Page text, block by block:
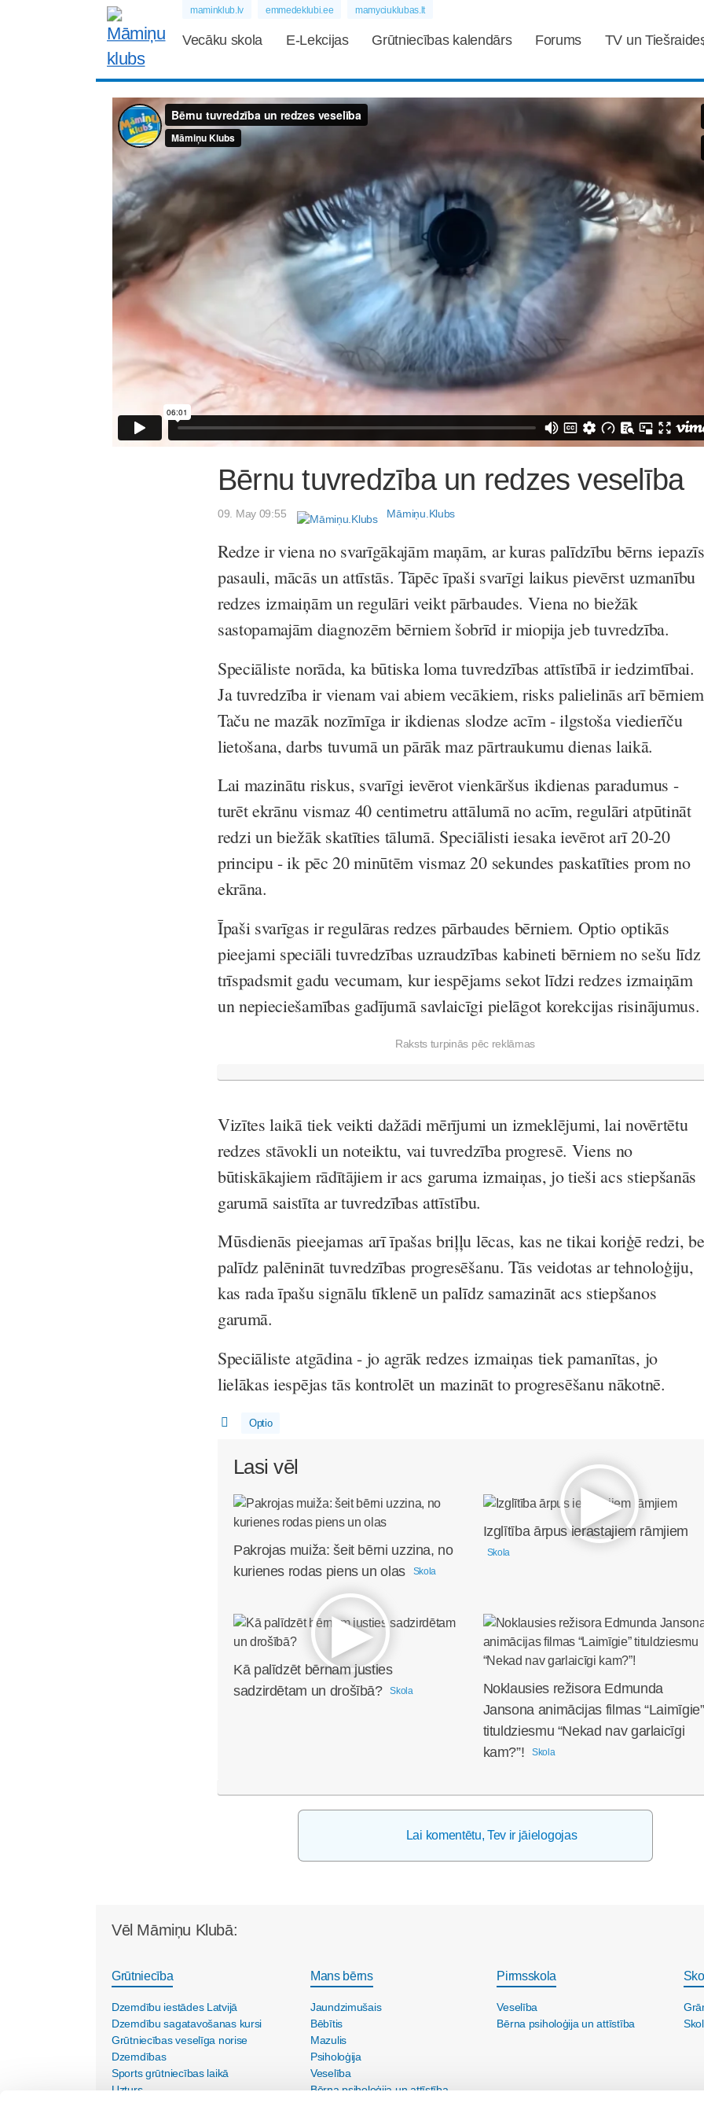
maminklub.lv emmedeklubi.ee mamyciuklubas.lt
Vecāku skola E-Lekcijas Grūtniecības kalendārs Forums TV un
Bērnu tuvredzība un redzes veselība
09. May 09:55 Māmiņu.Klubs
Redze ir viena no svarīgākajām maņām, ar kuras palīdzību bērns
pasauli, mācās un attīstās. Tāpēc īpaši svarīgi laikus pievērst uzmanību
redzes izmaiņām un regulāri veikt pārbaudes. Viena no biežāk
sastopamajām diagnozēm bērniem šobrīd irmiopijajeb tuvredzība.
Speciāliste norāda, ka būtiska loma tuvredzības attīstībā ir iedzimtībai.
Ja tuvredzība ir vienam vai abiem vecākiem, risks palielinās arī
Taču ne mazāk nozīmīga ir ikdienas slodze acīm - ilgstoša viedierīču
lietošana, darbs tuvumā un pārāk maz pārtraukumu dienas laikā.
Lai mazinātu riskus, svarīgi ievērot vienkāršus ikdienas paradumus -
turēt ekrānu vismaz 40 centimetru attālumā no acīm, regulāri atpūtināt
redzi un biežāk skatīties tālumā. Speciālisti iesaka ievērot arī 20-20
principu - ik pēc 20 minūtēm vismaz 20 sekundes paskatīties prom no
ekrāna.
Īpaši svarīgas ir regulāras redzes pārbaudes bērniem. Optio optikās
pieejami speciāli tuvredzības uzraudzības kabineti bērniem no sešu līdz
trīspadsmit gadu vecumam, kur iespējams sekot līdzi redzes izmaiņām
un nepieciešamības gadījumā savlaicīgi pielāgot korekcijas risinājumus.
Raksts turpinās pēc reklāmas
Vizītes laikā tiek veikti dažādi mērījumi un izmeklējumi, lai novērtētu
redzes stāvokli un noteiktu, vai tuvredzība progresē. Viens no
būtiskākajiem rādītājiem ir acs garuma izmaiņas, jo tieši acs stiepšanās
garumā saistīta ar tuvredzības attīstību.
Mūsdienās pieejamas arī īpašas briļļu lēcas, kas ne tikai koriģē redzi,
palīdz palēnināt tuvredzības progresēšanu. Tās veidotas ar tehnoloģiju,
kas rada īpašu signālu tīklenē un palīdz samazināt acs stiepšanos
garumā.
Speciāliste atgādina - jo agrāk redzes izmaiņas tiek pamanītas, jo
lielākas iespējas tās kontrolēt un mazināt to progresēšanu nākotnē.
Optio
Lasi vēl
Pakrojas muiža: šeit bērni uzzina, no
kurienes rodas piens un olas
Skola
Izglītība ārpus ierastajiem rāmjiem
Skola
Kā palīdzēt bērnam justies
sadzirdētam un drošībā?
Skola
Noklausies režisora Edmunda
Jansona animācijas filmas “Laimīgie”
tituldziesmu “Nekad nav garlaicīgi
kam?”!
Skola
Lai komentētu, Tev ir jāielogojas
Vēl Māmiņu Klubā:
Grūtniecība
Dzemdību iestādes Latvijā
Dzemdību sagatavošanas kursi
Grūtniecības veselīga norise
Dzemdības
Sports grūtniecības laikā
Uzturs
Mans bērns
Jaundzimušais
Bēbītis
Mazulis
Psiholoģija
Veselība
Bērna psiholoģija un attīstība
Pirmsskola
Veselība
Bērna psiholoģija un attīstība